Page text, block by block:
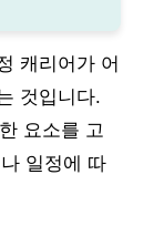
캐리어가 어
것입니다.
요소를 고
일정에 따